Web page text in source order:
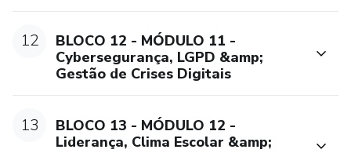
12
BLOCO 12 - MÓDULO 11 -
Cybersegurança, LGPD &amp;
Gestão de Crises Digitais
13
BLOCO 13 - MÓDULO 12 -
Liderança, Clima Escolar &amp;